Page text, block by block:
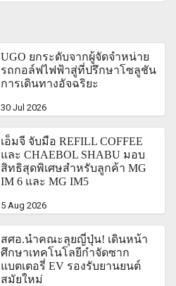
UGO ยกระดับจากผู้จัดจำหน่าย
รถกอล์ฟไฟฟ้าสู่ที่ปรึกษาโซลูชัน
การเดินทางอัจฉริยะ
30 Jul 2026
เอ็มจี จับมือ REFILL COFFEE
และ CHAEBOL SHABU มอบ
สิทธิสุดพิเศษสำหรับลูกค้า MG
IM 6 และ MG IM5
5 Aug 2026
สศอ.นำคณะลุยญี่ปุ่น! เดินหน้า
ศึกษาเทคโนโลยีกำจัดซาก
แบตเตอรี่ EV รองรับยานยนต์
สมัยใหม่